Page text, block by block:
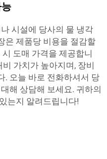
시설에 당사의 물 냉각
은 제품당 비용을 절감할
도매 가격을 제공합니
가치가 높아지며, 장비
. 오늘 바로 전화하셔서 당
해 상담해 보세요. 귀하의
는지 알려드립니다!